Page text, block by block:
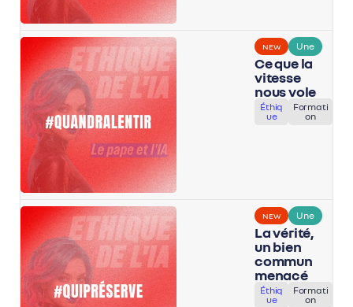
NEW Une
Ce que la
vitesse
nous vole
Éthiq
ue
Formati
on
NEW Une
La vérité,
un bien
commun
menacé
Éthiq
ue
Formati
on